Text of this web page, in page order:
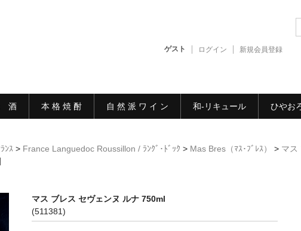
ゲスト ログイン 新規会員登録
酒 本 格 焼 酎 自 然 派 ワ イ ン 和-リキュール ひやお
ﾝｽ > France Languedoc Roussillon / ﾗﾝｸﾞ･ﾄﾞｯｸ > Mas Bres（ﾏｽ･ﾌﾞﾚｽ） > マス
マス ブレス セヴェンヌ ルナ 750ml
(511381)